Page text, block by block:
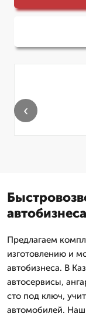
‹
Предлагаем
изготовлению и
автобизнеса. В
автосервисы,
сто под ключ,
автомобилей.